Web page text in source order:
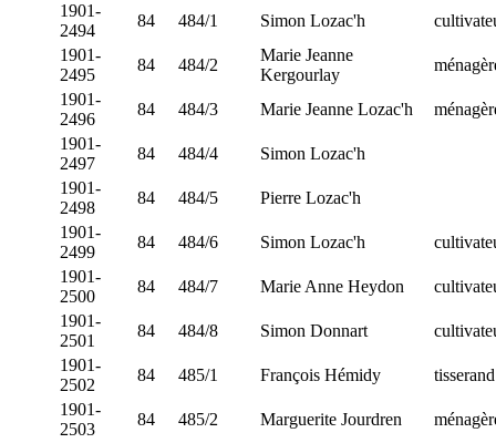
1901-
2494
84 484/1 Simon Lozac'h
1901-
2495
84 484/2
Marie Jeanne
Kergourlay
1901-
2496
84 484/3 Marie Jeanne Lozac'h
1901-
2497
84 484/4
Simon Lozac'h
1901-
2498
84 484/5
Pierre Lozac'h
1901-
2499
84 484/6 Simon Lozac'h
1901-
2500
84 484/7 Marie Anne Heydon
1901-
2501
84 484/8 Simon Donnart
1901-
2502
84 485/1 François Hémidy
tisserand
1901-
2503
84 485/2 Marguerite Jourdren